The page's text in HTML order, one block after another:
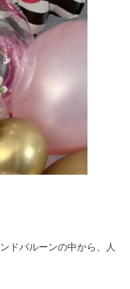
ドバルーンの中から、人